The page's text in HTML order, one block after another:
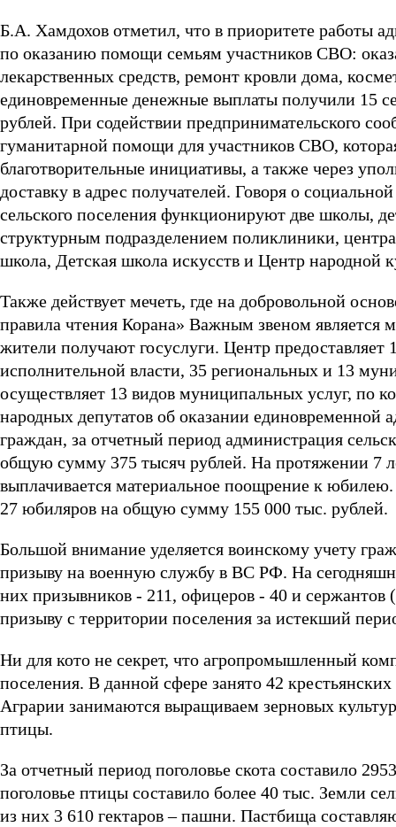
Б.А. Хамдохов отметил, что в приоритете работы
по оказанию помощи семьям участников СВО:
лекарственных средств, ремонт кровли дома,
единовременные денежные выплаты получили 15
рублей. При содействии предпринимательского
гуманитарной помощи для участников СВО,
благотворительные инициативы, а также через
доставку в адрес получателей. Говоря о
сельского поселения функционируют две школы,
структурным подразделением поликлиники,
школа, Детская школа искусств и Центр народной
Также действует мечеть, где на добровольной
правила чтения Корана» Важным звеном
жители получают госуслуги. Центр предоставляет
исполнительной власти, 35 региональных и 13
осуществляет 13 видов муниципальных услуг, по
народных депутатов об оказании
граждан, за отчетный период администрация
общую сумму 375 тысяч рублей. На протяжении 7
выплачивается материальное поощрение к
27 юбиляров на общую сумму 155 000 тыс. рублей.
Большой внимание уделяется воинскому учету
призыву на военную службу в ВС РФ. На
них призывников - 211, офицеров - 40 и
призыву с территории поселения за истекший
Ни для кото не секрет, что агропромышленный
поселения. В данной сфере занято 42
Аграрии занимаются выращиваем зерновых
птицы.
За отчетный период поголовье скота составило
поголовье птицы составило более 40 тыс. Земли
из них 3 610 гектаров – пашни. Пастбища